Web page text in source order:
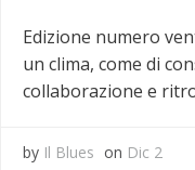
Edizione numero
un clima, come di
collaborazione e
by Il Blues on Dic 2